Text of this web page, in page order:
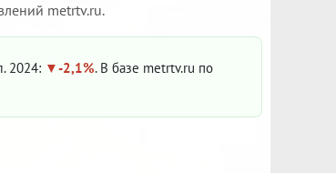
metrtv.ru.
2024: -2,1%. В базе metrtv.ru по